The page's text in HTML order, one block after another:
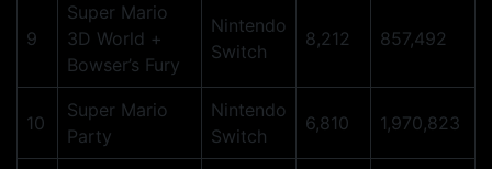
9
Super Mario
3D World +
Bowser’s Fury
Nintendo
Switch
8,212 857,492
10
Super Mario
Party
Nintendo
Switch
6,810 1,970,823